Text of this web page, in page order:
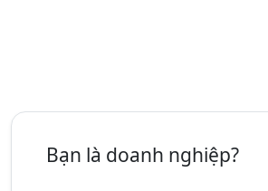
Bạn là doanh nghiệp?